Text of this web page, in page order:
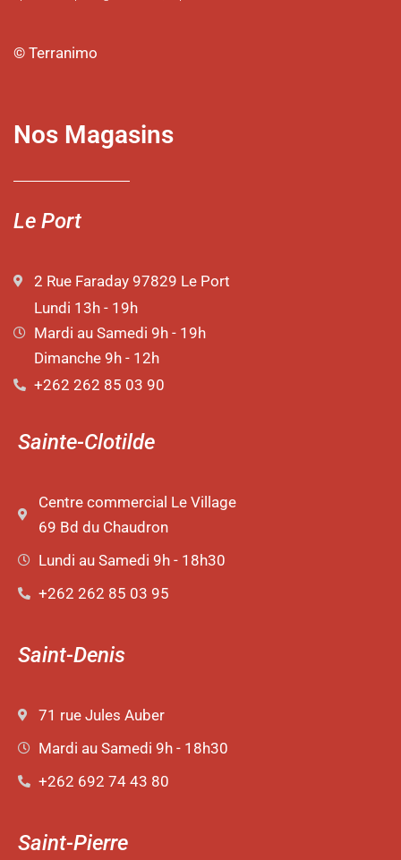
© Terranimo
Nos Magasins
Le Port
2 Rue Faraday 97829 Le Port
Lundi 13h - 19h
Mardi au Samedi 9h - 19h
Dimanche 9h - 12h
+262 262 85 03 90
Sainte-Clotilde
Centre commercial Le Village
69 Bd du Chaudron
Lundi au Samedi 9h - 18h30
+262 262 85 03 95
Saint-Denis
71 rue Jules Auber
Mardi au Samedi 9h - 18h30
+262 692 74 43 80
Saint-Pierre